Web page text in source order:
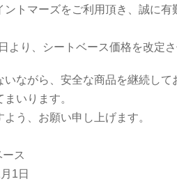
トマーズをご利用頂き、誠に有
より、シートベース価格を改定さ
いながら、安全な商品を継続し
いります。
う、お願い申し上げます。
ス
1日